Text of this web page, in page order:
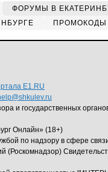
ФОРУМЫ В
ПРОМОКОДЫ
E1.RU
и государственных
Онлайн» (18+)
по надзору в сфере
(Роскомнадзор)